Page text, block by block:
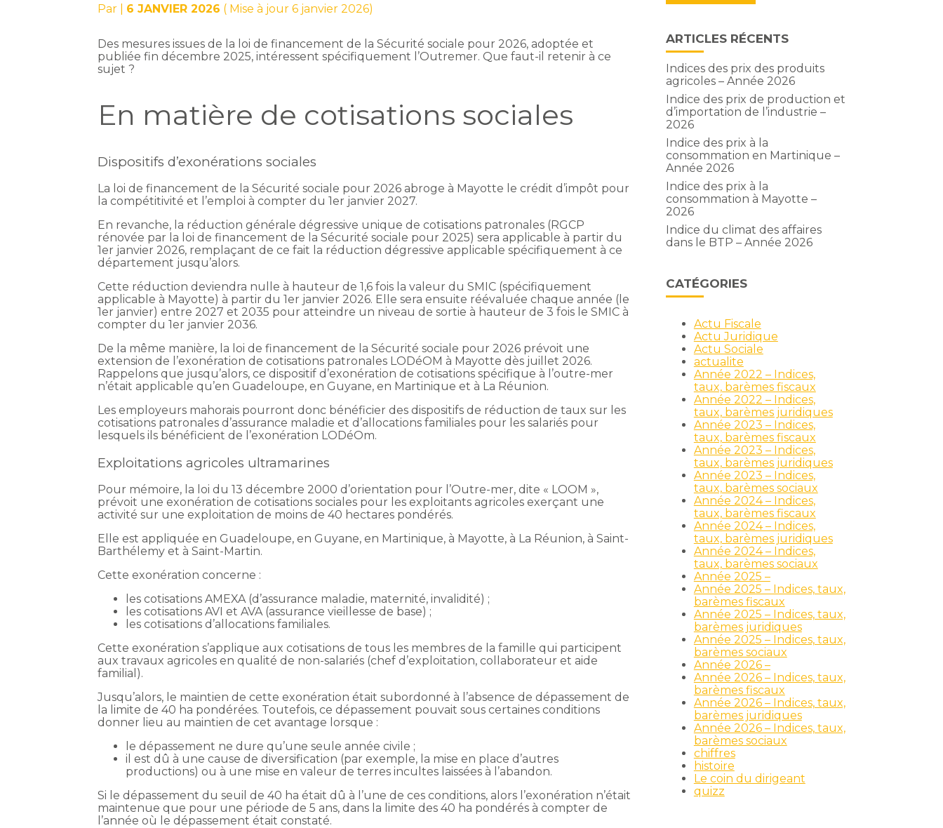
Par 6 JANVIER 2026 ( Mise à jour 6 janvier 2026)
Des mesures issues de la loi de financement de la Sécurité sociale pour 2026, adoptée et
publiée fin décembre 2025, intéressent spécifiquement l’Outremer. Que faut-il retenir à ce
sujet ?
En matière de cotisations sociales
Dispositifs d’exonérations sociales
La loi de financement de la Sécurité sociale pour 2026 abroge à Mayotte le crédit d’impôt pour
la compétitivité et l’emploi à compter du 1er janvier 2027.
En revanche, la réduction générale dégressive unique de cotisations patronales (RGCP
rénovée par la loi de financement de la Sécurité sociale pour 2025) sera applicable à partir du
1er janvier 2026, remplaçant de ce fait la réduction dégressive applicable spécifiquement à ce
département jusqu’alors.
Cette réduction deviendra nulle à hauteur de 1,6 fois la valeur du SMIC (spécifiquement
applicable à Mayotte) à partir du 1er janvier 2026. Elle sera ensuite réévaluée chaque année (le
1er janvier) entre 2027 et 2035 pour atteindre un niveau de sortie à hauteur de 3 fois le SMIC à
compter du 1er janvier 2036.
De la même manière, la loi de financement de la Sécurité sociale pour 2026 prévoit une
extension de l’exonération de cotisations patronales LODéOM à Mayotte dès juillet 2026.
Rappelons que jusqu’alors, ce dispositif d’exonération de cotisations spécifique à l’outre-mer
n’était applicable qu’en Guadeloupe, en Guyane, en Martinique et à La Réunion.
Les employeurs mahorais pourront donc bénéficier des dispositifs de réduction de taux sur les
cotisations patronales d’assurance maladie et d’allocations familiales pour les salariés pour
lesquels ils bénéficient de l’exonération LODéOm.
Exploitations agricoles ultramarines
Pour mémoire, la loi du 13 décembre 2000 d’orientation pour l’Outre-mer, dite « LOOM »,
prévoit une exonération de cotisations sociales pour les exploitants agricoles exerçant une
activité sur une exploitation de moins de 40 hectares pondérés.
Elle est appliquée en Guadeloupe, en Guyane, en Martinique, à Mayotte, à La Réunion, à Saint-
Barthélemy et à Saint-Martin.
Cette exonération concerne :
les cotisations AMEXA (d’assurance maladie, maternité, invalidité) ;
les cotisations AVI et AVA (assurance vieillesse de base) ;
les cotisations d’allocations familiales.
Cette exonération s’applique aux cotisations de tous les membres de la famille qui participent
aux travaux agricoles en qualité de non-salariés (chef d’exploitation, collaborateur et aide
familial).
Jusqu’alors, le maintien de cette exonération était subordonné à l’absence de dépassement de
la limite de 40 ha pondérées. Toutefois, ce dépassement pouvait sous certaines conditions
donner lieu au maintien de cet avantage lorsque :
le dépassement ne dure qu’une seule année civile ;
il est dû à une cause de diversification (par exemple, la mise en place d’autres
productions) ou à une mise en valeur de terres incultes laissées à l’abandon.
Si le dépassement du seuil de 40 ha était dû à l’une de ces conditions, alors l’exonération n’était
maintenue que pour une période de 5 ans, dans la limite des 40 ha pondérés à compter de
l’année où le dépassement était constaté.
ARTICLES RÉCENTS
Indices des prix des produits
agricoles – Année 2026
Indice des prix de production et
d’importation de l’industrie –
2026
Indice des prix à la
consommation en Martinique –
Année 2026
Indice des prix à la
consommation à Mayotte –
2026
Indice du climat des affaires
dans le BTP – Année 2026
CATÉGORIES
Actu Fiscale
Actu Juridique
Actu Sociale
actualite
Année 2022 – Indices,
taux, barèmes fiscaux
Année 2022 – Indices,
taux, barèmes juridiques
Année 2023 – Indices,
taux, barèmes fiscaux
Année 2023 – Indices,
taux, barèmes juridiques
Année 2023 – Indices,
taux, barèmes sociaux
Année 2024 – Indices,
taux, barèmes fiscaux
Année 2024 – Indices,
taux, barèmes juridiques
Année 2024 – Indices,
taux, barèmes sociaux
Année 2025 –
Année 2025 – Indices, taux,
barèmes fiscaux
Année 2025 – Indices, taux,
barèmes juridiques
Année 2025 – Indices, taux,
barèmes sociaux
Année 2026 –
Année 2026 – Indices, taux,
barèmes fiscaux
Année 2026 – Indices, taux,
barèmes juridiques
Année 2026 – Indices, taux,
barèmes sociaux
chiffres
histoire
Le coin du dirigeant
quizz